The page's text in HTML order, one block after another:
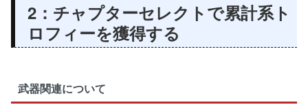
2：チャプターセレクトで累計系ト
ロフィーを獲得する
武器関連について